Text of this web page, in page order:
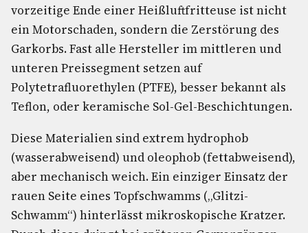
vorzeitige Ende einer Heißluftfritteuse ist nicht
ein Motorschaden, sondern die Zerstörung des
Garkorbs. Fast alle Hersteller im mittleren und
unteren Preissegment setzen auf
Polytetrafluorethylen (PTFE), besser bekannt als
Teflon, oder keramische Sol-Gel-Beschichtungen.
Diese Materialien sind extrem hydrophob
(wasserabweisend) und oleophob (fettabweisend),
aber mechanisch weich. Ein einziger Einsatz der
rauen Seite eines Topfschwamms („Glitzi-
Schwamm“) hinterlässt mikroskopische Kratzer.